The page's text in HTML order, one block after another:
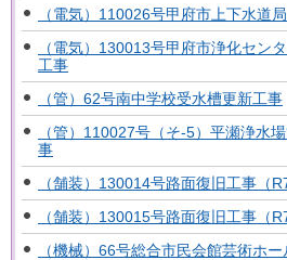
（電気）110026号甲府市上下水道
（電気）130013号甲府市浄化セン
工事
（管）62号南中学校受水槽更新工事
（管）110027号（そ-5）平瀬浄水
事
（舗装）130014号路面復旧工事（
（舗装）130015号路面復旧工事（
（機械）66号総合市民会館芸術ホ